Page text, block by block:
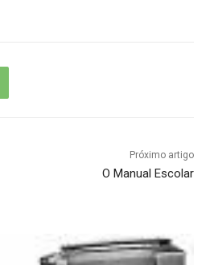
Próximo artigo
O Manual Escolar